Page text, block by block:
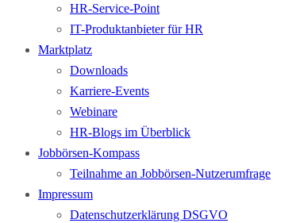
HR-Service-Point
IT-Produktanbieter für HR
Marktplatz
Downloads
Karriere-Events
Webinare
HR-Blogs im Überblick
Jobbörsen-Kompass
Teilnahme an Jobbörsen-Nutzerumfrage
Impressum
Datenschutzerklärung DSGVO